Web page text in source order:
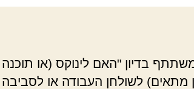
בדיון "האם לינוקס (או תוכנה
מתאים) לשולחן העבודה או לסביבה